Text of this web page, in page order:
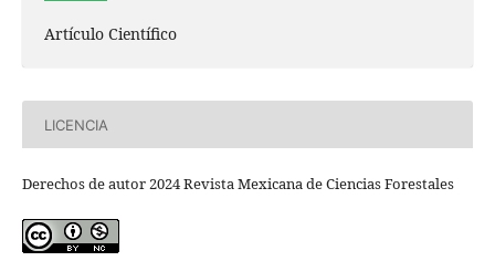
Artículo Científico
LICENCIA
Derechos de autor 2024 Revista Mexicana de Ciencias Forestales